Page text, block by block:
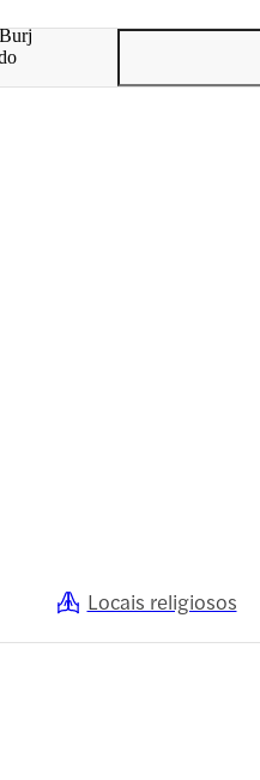
Burj
Locais religiosos